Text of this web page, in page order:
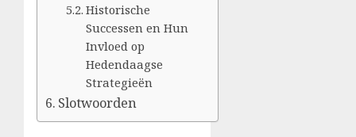
Historische
Successen en Hun
Invloed op
Hedendaagse
Strategieën
Slotwoorden